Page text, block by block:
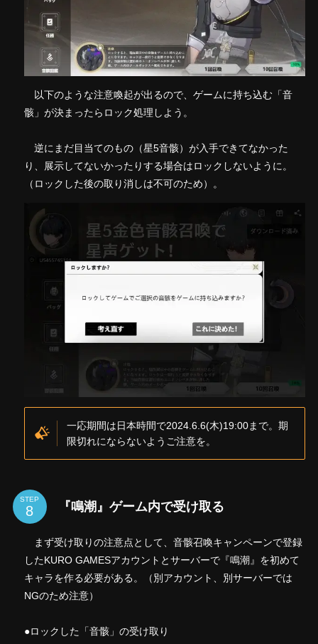
以下のような注意喚起が出るので、ゲームに持ち込む「音
骸」が決まったらロック処理しよう。
逆にまだ目当てのもの（星5音骸）が入手できてなかった
り、展示してないかったりする場合はロックしないように。
（ロックした後の取り消しは不可のため）。
一応期間は日本時間で2024.6.6(木)19:00まで。期
限切れにならないようご注意を。
STEP
『鳴潮』ゲーム内で受け取る
まず受け取りの注意点として、音骸召喚キャンペーンで登録
したKURO GAMESアカウントとサーバーで『鳴潮』を初めて
キャラを作る必要がある。（別アカウント、別サーバーでは
NGのため注意）
●ロックした「音骸」の受け取り